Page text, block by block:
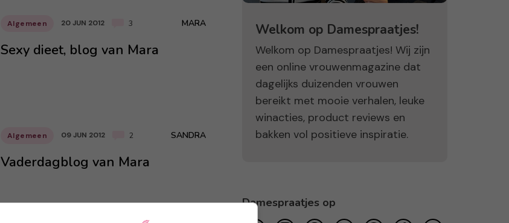
Algemeen 20 JUN 2012 3 MARA
Sexy dieet, blog van Mara
Algemeen 09 JUN 2012 2 SANDRA
Vaderdagblog van Mara
Welkom op Damespraatjes!
Welkom op Damespraatjes! Wij zijn
een online vrouwenmagazine dat
dagelijks duizenden vrouwen
bereikt met mooie verhalen, leuke
winacties, product reviews en
bakken vol positieve inspiratie.
Damespraatjes op